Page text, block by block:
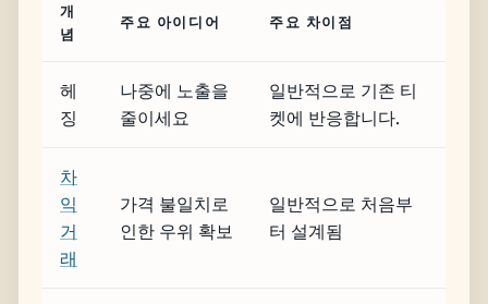
개
념
주요 아이디어 주요 차이점
헤
징
나중에 노출을
줄이세요
일반적으로 기존 티
켓에 반응합니다.
차
익
거
래
가격 불일치로
인한 우위 확보
일반적으로 처음부
터 설계됨